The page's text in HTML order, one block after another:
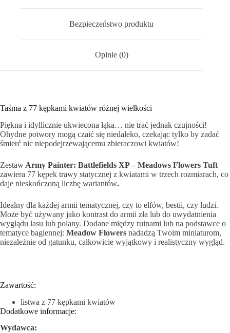
Bezpieczeństwo produktu
Opinie (0)
Taśma z 77 kępkami kwiatów różnej wielkości
Piękna i idyllicznie ukwiecona łąka… nie trać jednak czujności!
Ohydne potwory mogą czaić się niedaleko, czekając tylko by zadać
śmierć nic niepodejrzewającemu zbieraczowi kwiatów!
Zestaw Army Painter: Battlefields XP – Meadows Flowers Tuft
zawiera 77 kępek trawy statycznej z kwiatami w trzech rozmiarach, co
daje nieskończoną liczbę wariantów.
Idealny dla każdej armii tematycznej, czy to elfów, bestii, czy ludzi.
Może być używany jako kontrast do armii zła lub do uwydatnienia
wyglądu lasu lub polany. Dodane między ruinami lub na podstawce o
tematyce bagiennej: Meadow Flowers nadadzą Twoim miniaturom,
niezależnie od gatunku, całkowicie wyjątkowy i realistyczny wygląd.
Zawartość:
listwa z 77 kępkami kwiatów
Dodatkowe informacje:
Wydawca: